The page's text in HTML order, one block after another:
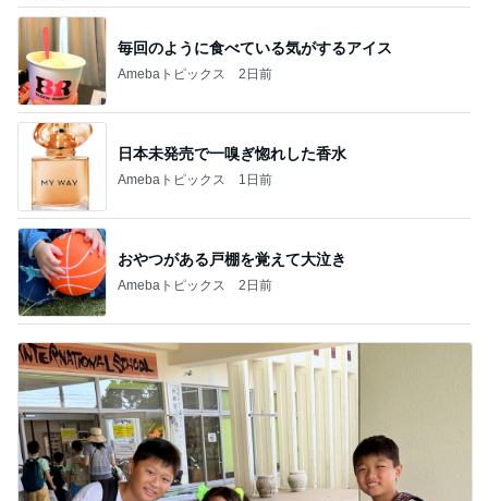
毎回のように食べている気がするアイス
Amebaトピックス 2日前
日本未発売で一嗅ぎ惚れした香水
Amebaトピックス 1日前
おやつがある戸棚を覚えて大泣き
Amebaトピックス 2日前